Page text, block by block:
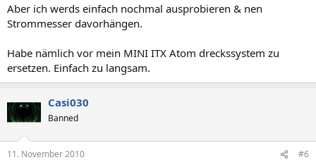
Aber ich werds einfach nochmal ausprobieren & nen
Strommesser davorhängen.
Habe nämlich vor mein MINI ITX Atom dreckssystem zu
ersetzen. Einfach zu langsam.
Casi030
Banned
11. November 2010 #6